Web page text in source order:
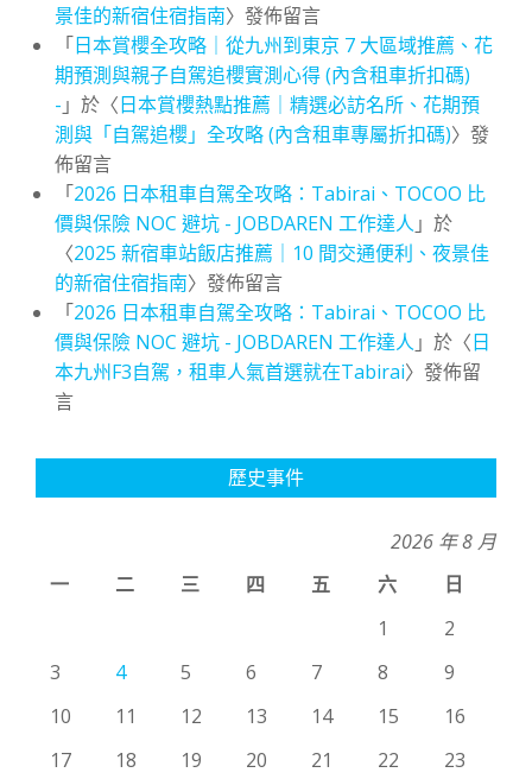
景佳的新宿住宿指南〉發佈留言
「日本賞櫻全攻略｜從九州到東京 7 大區域推薦、花
期預測與親子自駕追櫻實測心得 (內含租車折扣碼)
- 」於〈日本賞櫻熱點推薦｜精選必訪名所、花期預
測與「自駕追櫻」全攻略 (內含租車專屬折扣碼)〉發
佈留言
「2026 日本租車自駕全攻略：Tabirai、TOCOO 比
價與保險 NOC 避坑 - JOBDAREN 工作達人 」於
〈2025 新宿車站飯店推薦｜10 間交通便利、夜景佳
的新宿住宿指南〉發佈留言
「2026 日本租車自駕全攻略：Tabirai、TOCOO 比
價與保險 NOC 避坑 - JOBDAREN 工作達人 」於〈日
本九州F3自駕，租車人氣首選就在Tabirai〉發佈留
言
歷史事件
2026 年 8 月
一
二 三 四 五 六
日
1
2
3
4 5 6 7 8
9
10
11 12 13 14 15
16
17
18 19 20 21 22
23